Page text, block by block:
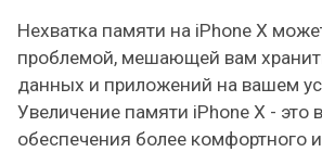
Нехватка памяти на iPhone X
проблемой, мешающей вам
данных и приложений на вашем
Увеличение памяти iPhone X -
обеспечения более комфортного